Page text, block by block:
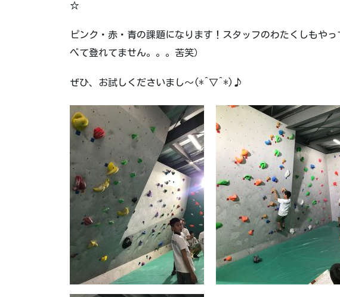
☆
ピンク・赤・青の課題になります！スタッフのわたくしもや
べて登れてません。。。苦笑）
ぜひ、お試しくださいまし～(*^▽^*)♪